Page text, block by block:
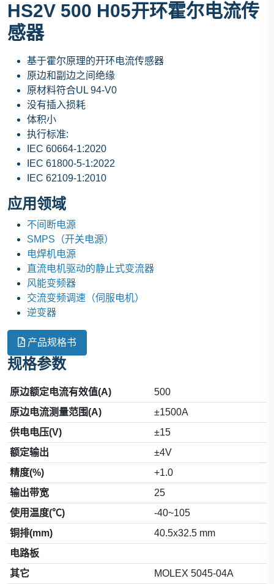
HS2V 500 H05开环霍尔电流传
感器
基于霍尔原理的开环电流传感器
原边和副边之间绝缘
原材料符合UL 94-V0
没有插入损耗
体积小
执行标准:
IEC 60664-1:2020
IEC 61800-5-1:2022
IEC 62109-1:2010
应用领域
不间断电源
SMPS（开关电源）
电焊机电源
直流电机驱动的静止式变流器
风能变频器
交流变频调速（伺服电机）
逆变器
产品规格书
规格参数
原边额定电流有效值(A)
500
原边电流测量范围(A)
±1500A
供电电压(V)
±15
额定输出
±4V
精度(%)
+1.0
输出带宽
25
使用温度(℃)
-40~105
铜排(mm)
40.5x32.5 mm
电路板
其它
MOLEX 5045-04A